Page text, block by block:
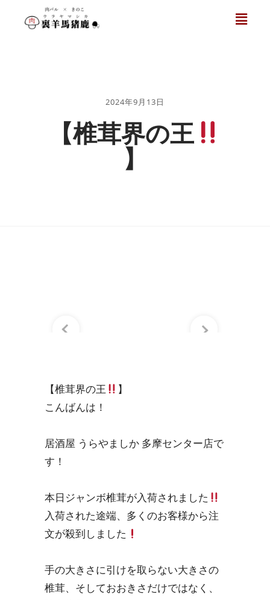
2024年9月13日
【椎茸界の王
】
【椎茸界の王
】
こんばんは！
居酒屋 うらやましか 多摩センター店で
す！
本日ジャンボ椎茸が入荷されました
入荷された途端、多くのお客様から注
文が殺到しました
手の大きさに引けを取らない大きさの
椎茸、そしておおきさだけではなく、